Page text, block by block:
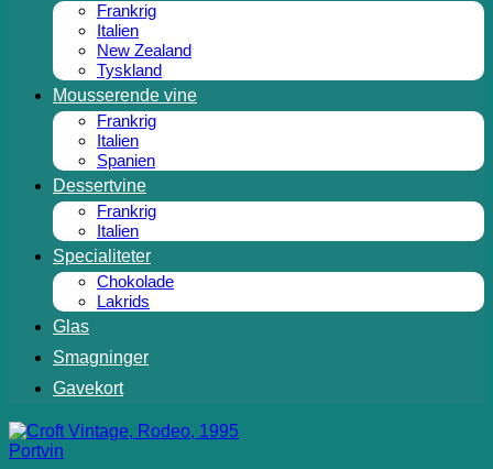
Frankrig
Italien
New Zealand
Tyskland
Mousserende vine
Frankrig
Italien
Spanien
Dessertvine
Frankrig
Italien
Specialiteter
Chokolade
Lakrids
Glas
Smagninger
Gavekort
Portvin